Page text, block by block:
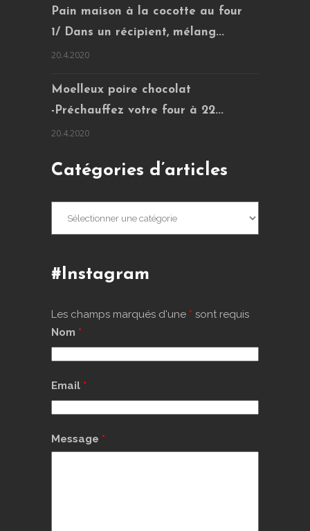
Pain maison à la cocotte au four
1/ Dans un récipient, mélang...
20.4.2020
Moelleux poire chocolat
-Préchauffez votre four à 22...
20.4.2020
Catégories d’articles
#Instagram
Les champs marqués d'une * sont requis
Nom *
Email *
Message *